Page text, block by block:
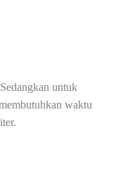
untuk
waktu